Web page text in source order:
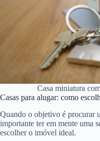
Casa miniatura
Casas para alugar: como
Quando o objetivo é procurar
importante ter em mente uma
escolher o imóvel ideal.